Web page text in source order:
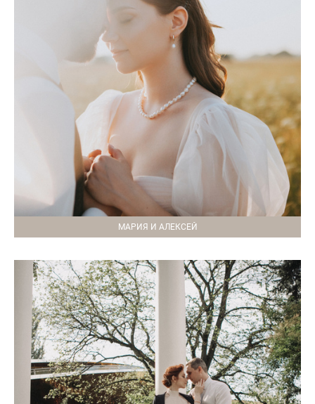
МАРИЯ И АЛЕКСЕЙ